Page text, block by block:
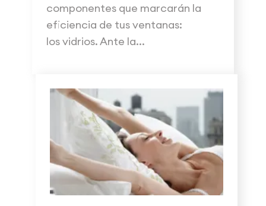
componentes que marcarán la
eficiencia de tus ventanas:
los vidrios. Ante la...